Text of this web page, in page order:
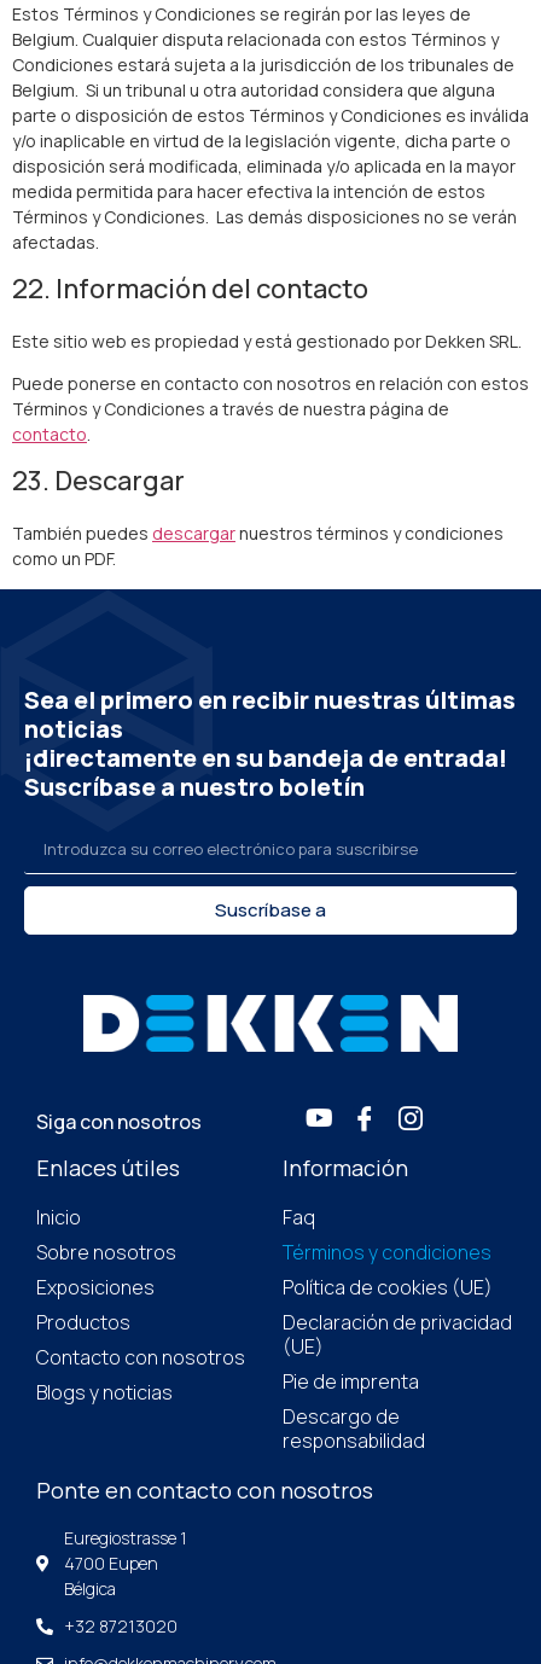
Estos Términos y Condiciones se regirán por las leyes de
Belgium. Cualquier disputa relacionada con estos Términos y
Condiciones estará sujeta a la jurisdicción de los tribunales de
Belgium. Si un tribunal u otra autoridad considera que alguna
parte o disposición de estos Términos y Condiciones es inválida
y/o inaplicable en virtud de la legislación vigente, dicha parte o
disposición será modificada, eliminada y/o aplicada en la mayor
medida permitida para hacer efectiva la intención de estos
Términos y Condiciones. Las demás disposiciones no se verán
afectadas.
22. Información del contacto
Este sitio web es propiedad y está gestionado por Dekken SRL.
Puede ponerse en contacto con nosotros en relación con estos
Términos y Condiciones a través de nuestra página de
contacto.
23. Descargar
También puedes descargarnuestros términos y condiciones
como un PDF.
Sea el primero en recibir nuestras últimas
noticias
¡directamente en su bandeja de entrada!
Suscríbase a nuestro boletín
Suscríbase a
Siga con nosotros
Enlaces útiles
Inicio
Sobre nosotros
Exposiciones
Productos
Contacto con nosotros
Blogs y noticias
Información
Faq
Términos y condiciones
Política de cookies (UE)
Declaración de privacidad
(UE)
Pie de imprenta
Descargo de
responsabilidad
Ponte en contacto con nosotros
Euregiostrasse 1
4700 Eupen
Bélgica
+32 87213020